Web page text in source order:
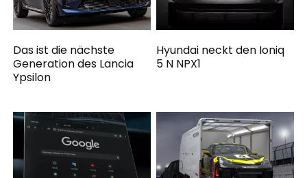
Das ist die nächste
Generation des Lancia
Ypsilon
Hyundai neckt den Ioniq
5 N NPX1